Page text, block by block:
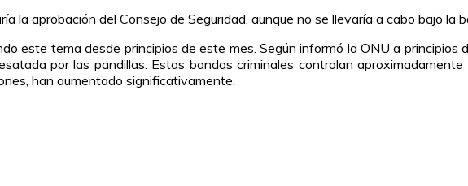
la aprobación del Consejo de Seguridad, aunque no se llevaría a cabo bajo la
este tema desde principios de este mes. Según informó la ONU a
por las pandillas. Estas bandas criminales controlan
han aumentado significativamente.